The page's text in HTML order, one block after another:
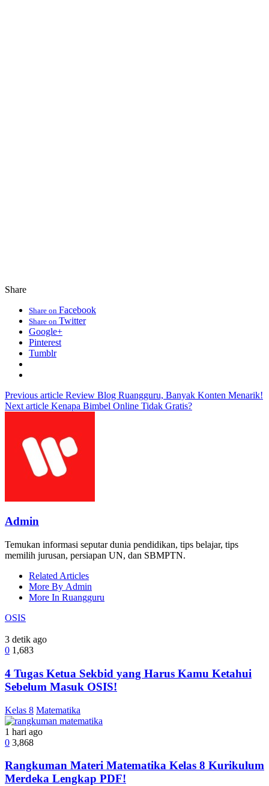
Share
Share on Facebook
Share on Twitter
Google+
Pinterest
Tumblr
Previous article Review Blog Ruangguru, Banyak Konten Menarik!
Next article Kenapa Bimbel Online Tidak Gratis?
Admin
Temukan informasi seputar dunia pendidikan, tips belajar, tips
memilih jurusan, persiapan UN, dan SBMPTN.
Related Articles
More By Admin
More In Ruangguru
OSIS
3 detik ago
0 1,683
4 Tugas Ketua Sekbid yang Harus Kamu Ketahui
Sebelum Masuk OSIS!
Kelas 8 Matematika
1 hari ago
0 3,868
Rangkuman Materi Matematika Kelas 8 Kurikulum
Merdeka Lengkap PDF!